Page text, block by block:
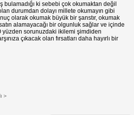
bulamadığı ki sebebi çok okumaktan değil
durumdan dolayı millete okumayın gibi
olarak okumak büyük bir şanstır, okumak
alamayacağı bir olgunluk sağlar ve içinde
yüzden sorunuzdaki ikilemi şimdiden
çıkacak olan fırsatları daha hayırlı bir
>